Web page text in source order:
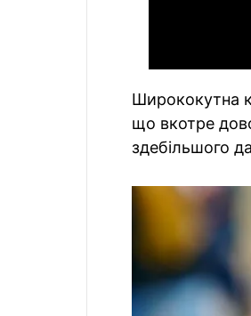
Ширококутна
що вкотре
здебільшого